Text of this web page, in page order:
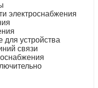
электроснабжения
устройства
связи